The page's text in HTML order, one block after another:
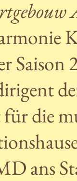
die
ans